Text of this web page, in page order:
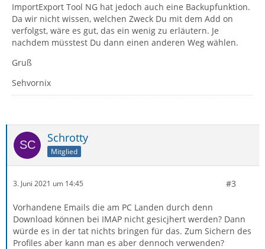
ImportExport Tool NG hat jedoch auch eine Backupfunktion.
Da wir nicht wissen, welchen Zweck Du mit dem Add on
verfolgst, wäre es gut, das ein wenig zu erläutern. Je
nachdem müsstest Du dann einen anderen Weg wählen.
Gruß
Sehvornix
Schrotty
Mitglied
3. Juni 2021 um 14:45 #3
Vorhandene Emails die am PC Landen durch denn
Download können bei IMAP nicht gesicjhert werden? Dann
würde es in der tat nichts bringen für das. Zum Sichern des
Profiles aber kann man es aber dennoch verwenden?